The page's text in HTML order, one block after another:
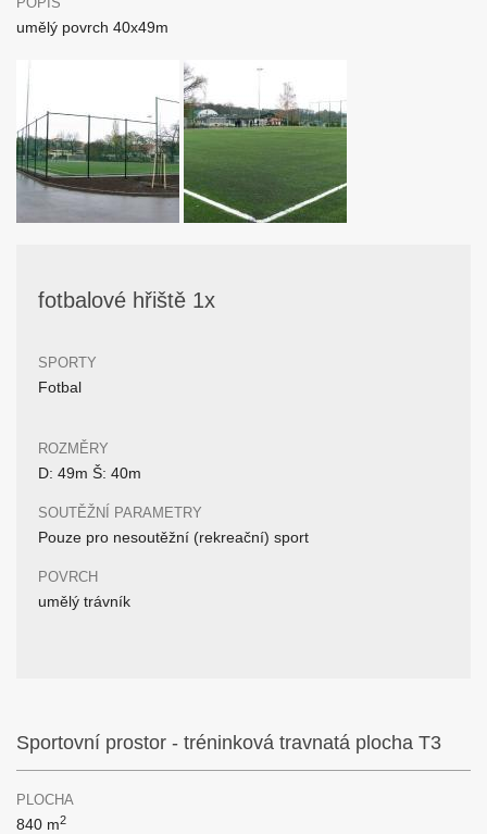
umělý povrch 40x49m
fotbalové hřiště 1x
SPORTY
Fotbal
ROZMĚRY
D: 49m Š: 40m
SOUTĚŽNÍ PARAMETRY
Pouze pro nesoutěžní (rekreační) sport
POVRCH
umělý trávník
Sportovní prostor - tréninková travnatá plocha T3
PLOCHA
840 m2